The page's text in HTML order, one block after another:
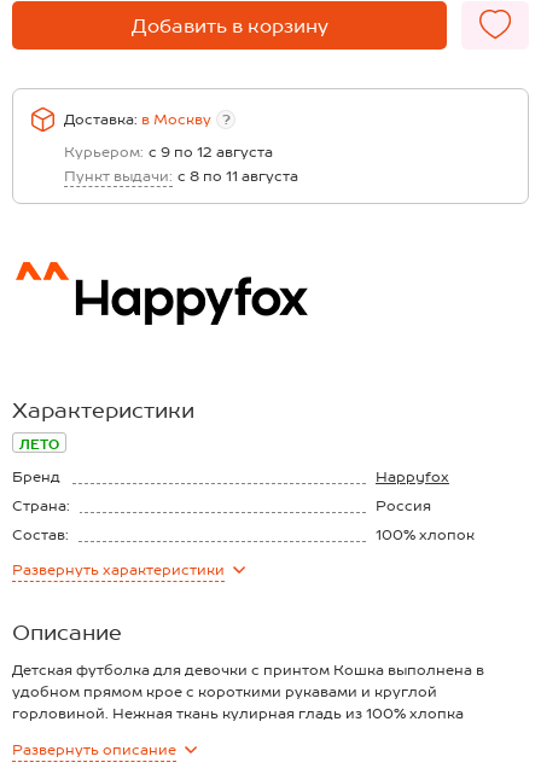
Добавить в корзину
Доставка: в Москву
?
Курьером: с 9 по 12 августа
Пункт выдачи: с 8 по 11 августа
Характеристики
ЛЕТО
Бренд
Happyfox
Страна:
Россия
Состав:
100% хлопок
Материал:
Развернуть характеристики
Описание
Детская футболка для девочки с принтом Кошка выполнена в
удобном прямом крое с короткими рукавами и круглой
горловиной. Нежная ткань кулирная гладь из 100% хлопка
Преимущества:
Развернуть описание